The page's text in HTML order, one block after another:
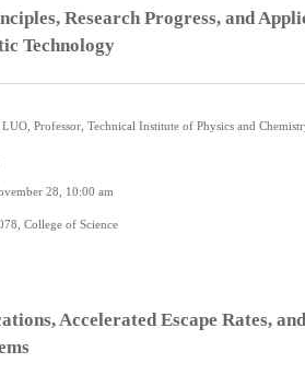
Research Progress, and
Technology
Professor, Technical Institute of Physics and
28, 10:00 am
College of Science
Accelerated Escape Rates,